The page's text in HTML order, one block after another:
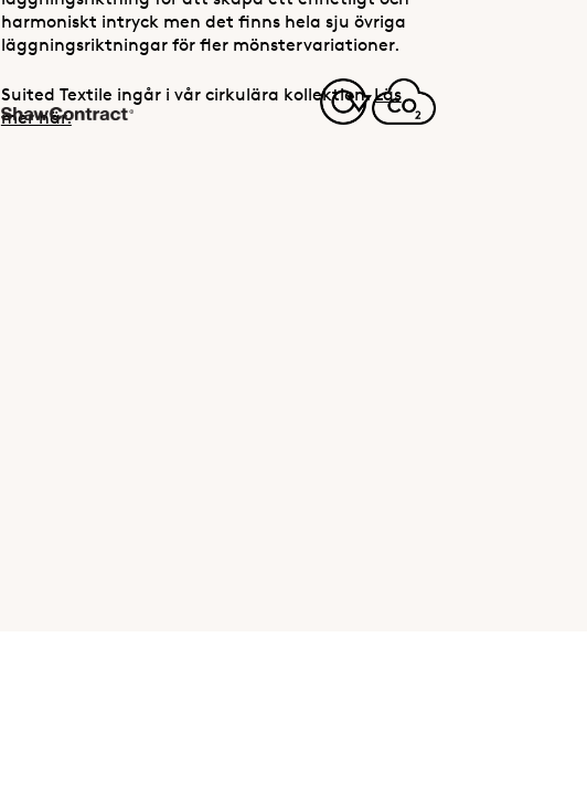
harmoniskt intryck men det finns hela sju övriga
läggningsriktningar för fler mönstervariationer.
Suited Textile ingår i vår cirkulära kollektion.Läs
mer här.